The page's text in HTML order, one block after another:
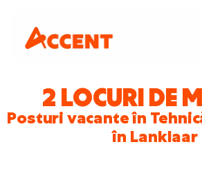
2 LOCURI DE
Posturi vacante în
în Lanklaar